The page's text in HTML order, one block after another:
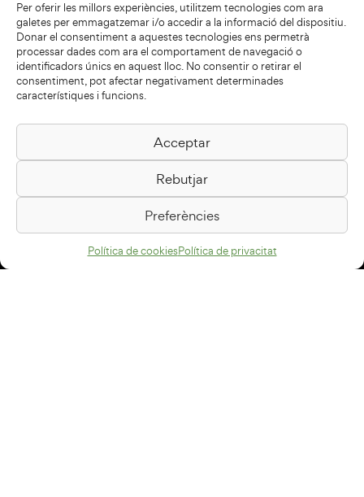
Per oferir les millors experiències, utilitzem tecnologies com ara
galetes per emmagatzemar i/o accedir a la informació del dispositiu.
Donar el consentiment a aquestes tecnologies ens permetrà
processar dades com ara el comportament de navegació o
identificadors únics en aquest lloc. No consentir o retirar el
consentiment, pot afectar negativament determinades
característiques i funcions.
Acceptar
Rebutjar
Preferències
Política de cookiesPolítica de privacitat
Biblioteca Pilarin Bayés
Passeig de la Generalitat, 1
08500 Vic